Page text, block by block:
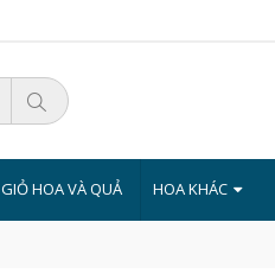
GIỎ HOA VÀ QUẢ HOA KHÁC